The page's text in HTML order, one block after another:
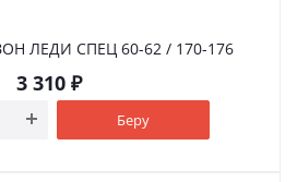
ЛЕДИ СПЕЦ 60-62 / 170-176
3 310₽
Беру